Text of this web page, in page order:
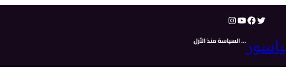
تويترفيسبوك
يوتيوبإنستجرام
… السياسة منذ الأزل